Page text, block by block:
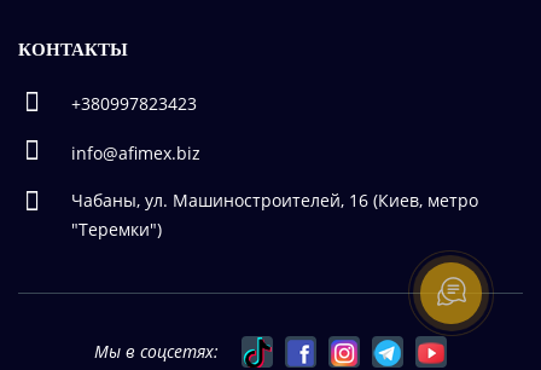
КОНТАКТЫ
+380997823423
info@afimex.biz
Чабаны, ул. Машиностроителей, 16 (Киев, метро
"Теремки")
Мы в соцсетях: